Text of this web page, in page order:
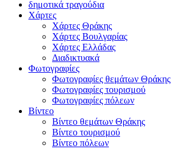
δημοτικά τραγούδια
Χάρτες
Χάρτες Θράκης
Χάρτες Βουλγαρίας
Χάρτες Ελλάδας
Διαδικτυακά
Φωτογραφίες
Φωτογραφίες θεμάτων Θράκης
Φωτογραφίες τουρισμού
Φωτογραφίες πόλεων
Βίντεο
Βίντεο θεμάτων Θράκης
Βίντεο τουρισμού
Βίντεο πόλεων